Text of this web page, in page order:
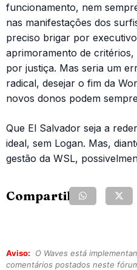
funcionamento, nem
nas manifestações dos
preciso brigar por
aprimoramento de
por justiça. Mas seria um
radical, desejar o fim da
novos donos podem
Que El Salvador seja a
ideal, sem Logan. Mas,
gestão da WSL,
Compartilhe:
Aviso:
O Waves está
comentários postados neste